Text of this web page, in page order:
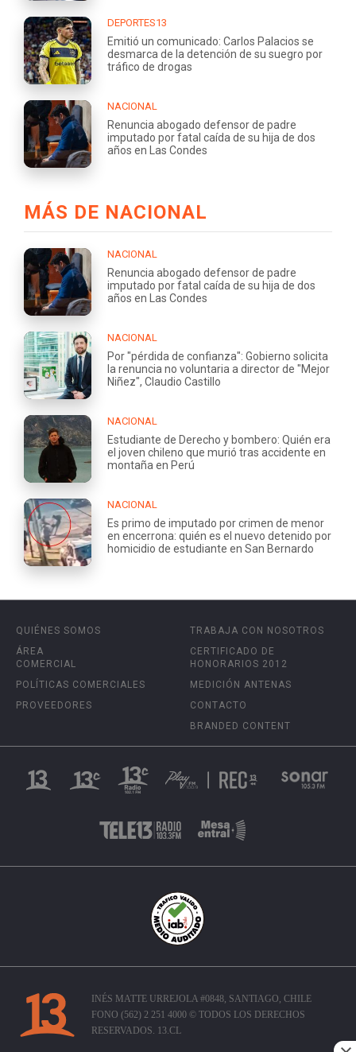
DEPORTES13
Emitió un comunicado: Carlos Palacios se
desmarca de la detención de su suegro por
tráfico de drogas
NACIONAL
Renuncia abogado defensor de padre
imputado por fatal caída de su hija de dos
años en Las Condes
MÁS DE NACIONAL
NACIONAL
Renuncia abogado defensor de padre
imputado por fatal caída de su hija de dos
años en Las Condes
NACIONAL
Por "pérdida de confianza": Gobierno solicita
la renuncia no voluntaria a director de "Mejor
Niñez", Claudio Castillo
NACIONAL
Estudiante de Derecho y bombero: Quién era
el joven chileno que murió tras accidente en
montaña en Perú
NACIONAL
Es primo de imputado por crimen de menor
en encerrona: quién es el nuevo detenido por
homicidio de estudiante en San Bernardo
QUIÉNES SOMOS
ÁREA
COMERCIAL
POLÍTICAS COMERCIALES
PROVEEDORES
TRABAJA CON NOSOTROS
CERTIFICADO DE
HONORARIOS 2012
MEDICIÓN ANTENAS
CONTACTO
BRANDED CONTENT
INÉS MATTE URREJOLA #0848, SANTIAGO, CHILE
FONO (562) 2 251 4000 © TODOS LOS DERECHOS
RESERVADOS. 13.CL